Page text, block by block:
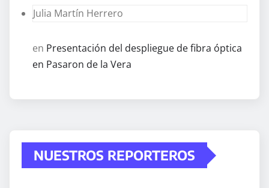
Julia Martín Herrero
en Presentación del despliegue de fibra óptica
en Pasaron de la Vera
NUESTROS REPORTEROS